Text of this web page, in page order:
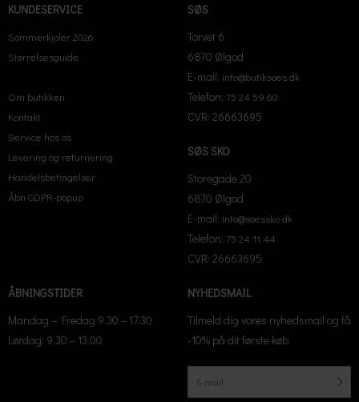
KUNDESERVICE
Sommerkjoler 2026
Størrelsesguide
Om butikken
Kontakt
Service hos os
Levering og returnering
Handelsbetingelser
Åbn GDPR-popup
SØS
Torvet 6
6870 Ølgod
E-mail: info@butiksoes.dk
Telefon: 75 24 59 60
CVR: 26663695
SØS SKO
Storegade 20
6870 Ølgod
E-mail: info@soessko.dk
Telefon: 75 24 11 44
CVR: 26663695
ÅBNINGSTIDER
Mandag – Fredag 9.30 – 17.30
Lørdag: 9.30 – 13.00
NYHEDSMAIL
Tilmeld dig vores nyhedsmail og få
-10% på dit første køb